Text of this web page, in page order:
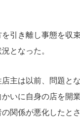
引き離し事態を収
となった。
主は以前、問題と
いに自身の店を開業
関係が悪化したとさ